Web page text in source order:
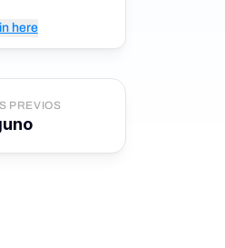
here
PREVIOS